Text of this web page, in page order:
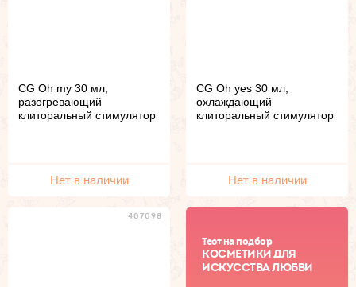
CG Oh my 30 мл,
разогревающий
клиторальный стимулятор
Нет в наличии
CG Oh yes 30 мл,
охлаждающий
клиторальный стимулятор
Нет в наличии
407098
Тест на подбор
КОСМЕТИКИ ДЛЯ
ИСКУССТВА ЛЮБВИ